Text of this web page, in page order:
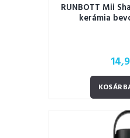
RUNBOTT Mii
kerámia